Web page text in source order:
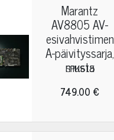
Marantz
AV8805 AV-
esivahvistimen
A-päivityssarja,
musta
SPK615
749.00 €